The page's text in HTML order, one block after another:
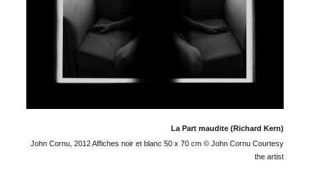
La Part maudite (Richard Kern)
John Cornu, 2012 Affiches noir et blanc 50 x 70 cm © John Cornu Courtesy
the artist